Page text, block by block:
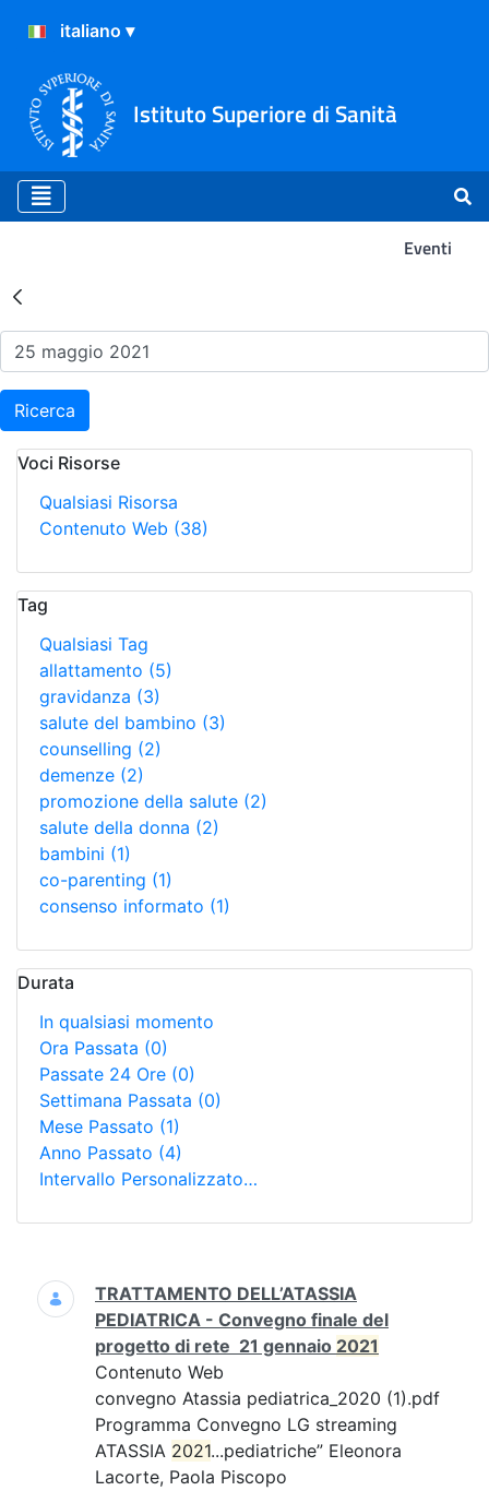
Istituto Superiore di Sanità
Eventi
Risultati della Ricerca -
Ricerca
Voci Risorse
Qualsiasi Risorsa
Contenuto Web (38)
Tag
Qualsiasi Tag
allattamento (5)
gravidanza (3)
salute del bambino (3)
counselling (2)
demenze (2)
promozione della salute (2)
salute della donna (2)
bambini (1)
co-parenting (1)
consenso informato (1)
Durata
In qualsiasi momento
Ora Passata (0)
Passate 24 Ore (0)
Settimana Passata (0)
Mese Passato (1)
Anno Passato (4)
Intervallo Personalizzato…
Ricerca
TRATTAMENTO DELL’ATASSIA
PEDIATRICA - Convegno finale del
progetto di rete 21 gennaio 2021
Contenuto Web
convegno Atassia pediatrica_2020 (1).pdf
Programma Convegno LG streaming
ATASSIA 2021...pediatriche” Eleonora
Lacorte, Paola Piscopo